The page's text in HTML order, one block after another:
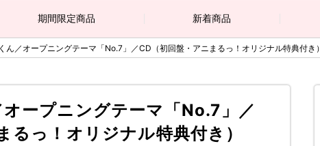
期間限定商品 新着商品
ん／オープニングテーマ「No.7」／CD（初回盤・アニまるっ！オリジナル特典付き）
ープニングテーマ「No.7」／
るっ！オリジナル特典付き）